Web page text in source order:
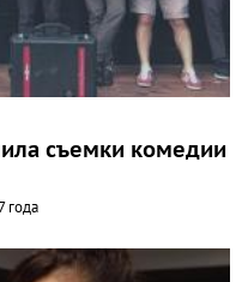
съемки комедии
года